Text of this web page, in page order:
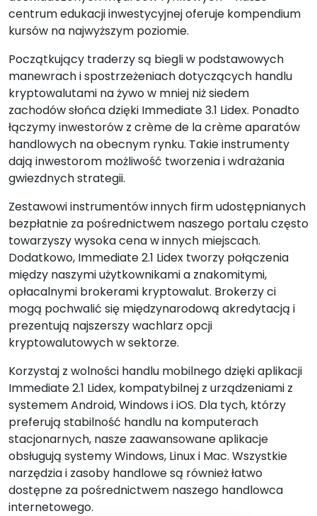
centrum edukacji inwestycyjnej oferuje kompendium
kursów na najwyższym poziomie.
Początkujący traderzy są biegli w podstawowych
manewrach i spostrzeżeniach dotyczących handlu
kryptowalutami na żywo w mniej niż siedem
zachodów słońca dzięki Immediate 3.1 Lidex. Ponadto
łączymy inwestorów z crème de la crème aparatów
handlowych na obecnym rynku. Takie instrumenty
dają inwestorom możliwość tworzenia i wdrażania
gwiezdnych strategii.
Zestawowi instrumentów innych firm udostępnianych
bezpłatnie za pośrednictwem naszego portalu często
towarzyszy wysoka cena w innych miejscach.
Dodatkowo, Immediate 2.1 Lidex tworzy połączenia
między naszymi użytkownikami a znakomitymi,
opłacalnymi brokerami kryptowalut. Brokerzy ci
mogą pochwalić się międzynarodową akredytacją i
prezentują najszerszy wachlarz opcji
kryptowalutowych w sektorze.
Korzystaj z wolności handlu mobilnego dzięki aplikacji
Immediate 2.1 Lidex, kompatybilnej z urządzeniami z
systemem Android, Windows i iOS. Dla tych, którzy
preferują stabilność handlu na komputerach
stacjonarnych, nasze zaawansowane aplikacje
obsługują systemy Windows, Linux i Mac. Wszystkie
narzędzia i zasoby handlowe są również łatwo
dostępne za pośrednictwem naszego handlowca
internetowego.